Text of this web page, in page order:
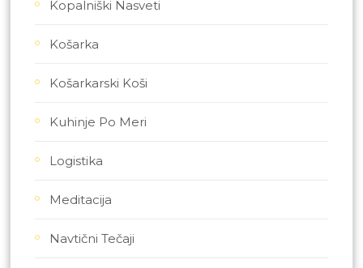
Kopalniški Nasveti
Košarka
Košarkarski Koši
Kuhinje Po Meri
Logistika
Meditacija
Navtični Tečaji